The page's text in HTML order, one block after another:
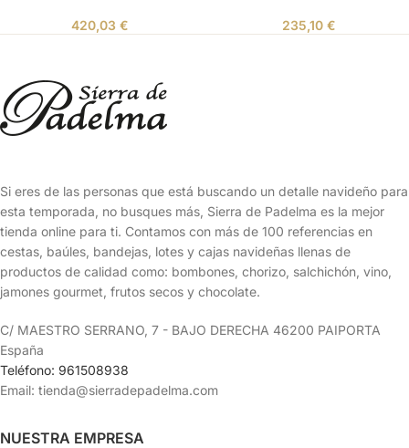
420,03 € 235,10 €
Si eres de las personas que está buscando un detalle navideño para
esta temporada, no busques más, Sierra de Padelma es la mejor
tienda online para ti. Contamos con más de 100 referencias en
cestas, baúles, bandejas, lotes y cajas navideñas llenas de
productos de calidad como: bombones, chorizo, salchichón, vino,
jamones gourmet, frutos secos y chocolate.
C/ MAESTRO SERRANO, 7 - BAJO DERECHA 46200 PAIPORTA
España
Teléfono: 961508938
Email: tienda@sierradepadelma.com
NUESTRA EMPRESA